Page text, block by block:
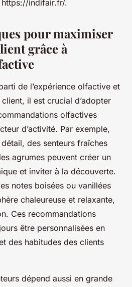
indifair.fr/.
pour maximiser
grâce à
de l’expérience olfactive et
client, il est crucial d’adopter
olfactives
d’activité. Par exemple,
des senteurs fraîches
agrumes peuvent créer un
et inviter à la découverte.
notes boisées ou vanillées
chaleureuse et relaxante,
Ces recommandations
être personnalisées en
des habitudes des clients
dépend aussi en grande